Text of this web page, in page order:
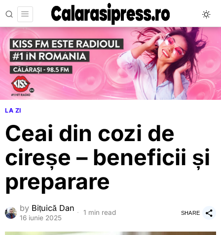
LA ZI
Ceai din cozi de
cireșe – beneficii și
preparare
by Bițuică Dan
16 iunie 2025
1 min read SHARE